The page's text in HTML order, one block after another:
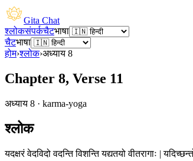
Gita Chat
श्लोकसंपर्कचैटभाषा
चैटभाषा
होम›श्लोक›अध्याय 8
Chapter 8, Verse 11
अध्याय 8 · karma-yoga
श्लोक
यदक्षरं वेदविदो वदन्ति विशन्ति यद्यतयो वीतरागाः |